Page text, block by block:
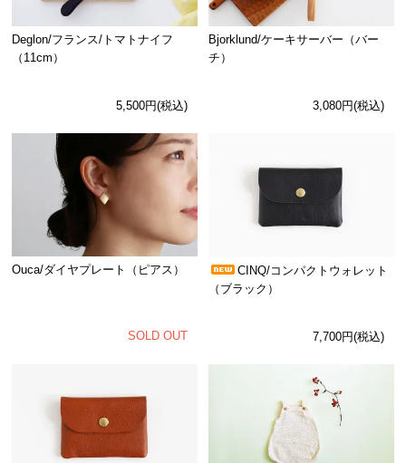
Deglon/フランス/トマトナイフ
（11cm）
5,500円(税込)
Bjorklund/ケーキサーバー（バー
チ）
3,080円(税込)
Ouca/ダイヤプレート（ピアス）
SOLD OUT
CINQ/コンパクトウォレット
（ブラック）
7,700円(税込)